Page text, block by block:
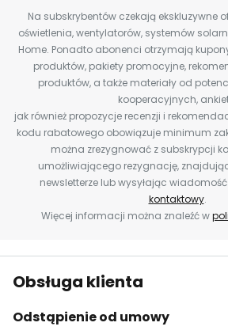
Na subskrybentów czekają ekskluzywne
oświetlenia, wentylatorów, systemów
Home. Ponadto abonenci otrzymają
produktów, pakiety promocyjne,
produktów, a także materiały od
kooperacyjnych,
jak również propozycje recenzji i
kodu rabatowego obowiązuje minimum
można zrezygnować z subskrypcji
umożliwiającego rezygnację,
newsletterze lub wysyłając
kontaktowy.
Więcej informacji można znaleźć w
Obsługa klienta
Odstąpienie od umowy